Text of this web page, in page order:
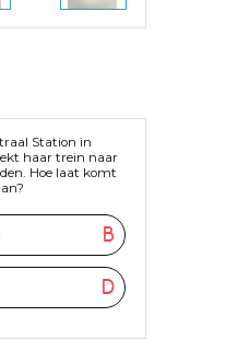
Station in
haar trein naar
Hoe laat komt
B
D